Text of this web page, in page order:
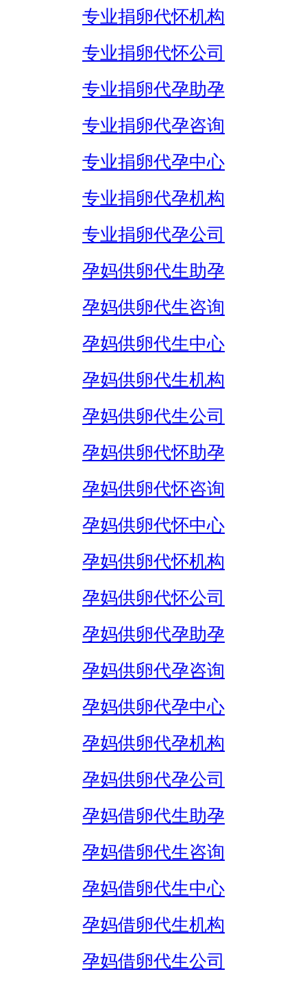
专业捐卵代怀机构
专业捐卵代怀公司
专业捐卵代孕助孕
专业捐卵代孕咨询
专业捐卵代孕中心
专业捐卵代孕机构
专业捐卵代孕公司
孕妈供卵代生助孕
孕妈供卵代生咨询
孕妈供卵代生中心
孕妈供卵代生机构
孕妈供卵代生公司
孕妈供卵代怀助孕
孕妈供卵代怀咨询
孕妈供卵代怀中心
孕妈供卵代怀机构
孕妈供卵代怀公司
孕妈供卵代孕助孕
孕妈供卵代孕咨询
孕妈供卵代孕中心
孕妈供卵代孕机构
孕妈供卵代孕公司
孕妈借卵代生助孕
孕妈借卵代生咨询
孕妈借卵代生中心
孕妈借卵代生机构
孕妈借卵代生公司